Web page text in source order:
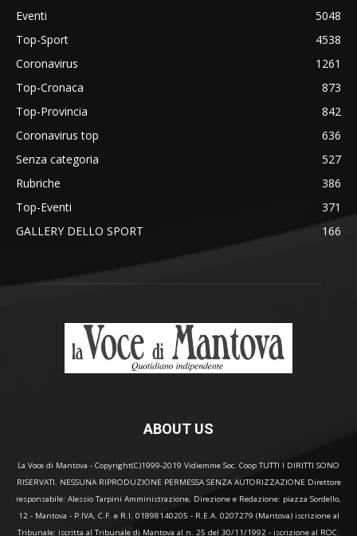
Eventi
5048
Top-Sport
4538
Coronavirus
1261
Top-Cronaca
873
Top-Provincia
842
Coronavirus top
636
Senza categoria
527
Rubriche
386
Top-Eventi
371
GALLERY DELLO SPORT
166
ABOUT US
La Voce di Mantova - Copyright(C)1999-2019 Vidiemme Soc. Coop TUTTI I DIRITTI SONO
RISERVATI. NESSUNA RIPRODUZIONE PERMESSA SENZA AUTORIZZAZIONE Direttore
responsabile: Alessio Tarpini Amministrazione, Direzione e Redazione: piazza Sordello,
12 - Mantova - P.IVA, C.F. e R.I. 01898140205 - R.E.A. 0207279 (Mantova) iscrizione al
Tribunale: iscritta al Tribunale di Mantova al n. 25 del 30/11/1992 - iscrizione al ROC: